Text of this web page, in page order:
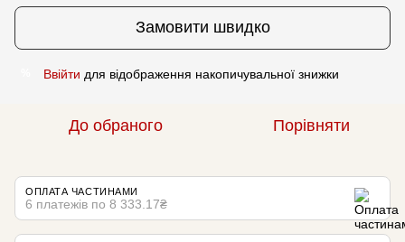
Замовити швидко
Ввійти для відображення накопичувальної знижки
До обраного Порівняти
ОПЛАТА ЧАСТИНАМИ
6 платежів по 8 333.17₴